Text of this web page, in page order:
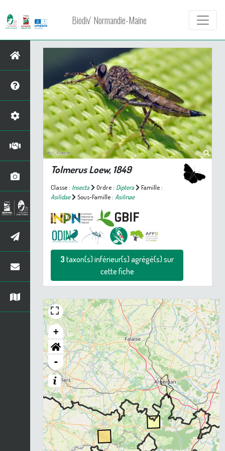
Biodiv' Normandie-Maine
TolmerusLoew, 1849
Classe : Insecta Ordre : Diptera
Famille :
Asilidae
Sous-Famille : Asilinae
3taxon(s) inférieur(s) agrégé(s) sur
cette fiche
+
-